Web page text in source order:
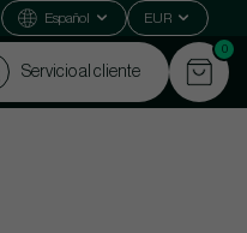
Español EUR
Servicio al cliente
0